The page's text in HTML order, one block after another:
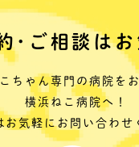
･ご相談はお
ちゃん専門の病院を
横浜ねこ病院へ！
お気軽にお問い合わせ